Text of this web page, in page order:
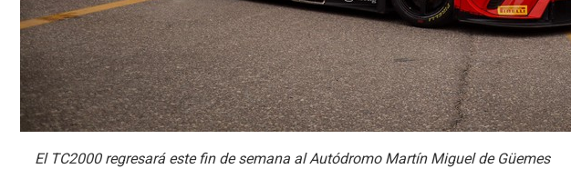
El TC2000 regresará este fin de semana al Autódromo Martín Miguel de Güemes